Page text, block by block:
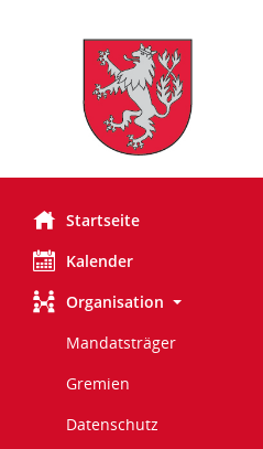
Startseite
Kalender
Organisation
Mandatsträger
Gremien
Datenschutz